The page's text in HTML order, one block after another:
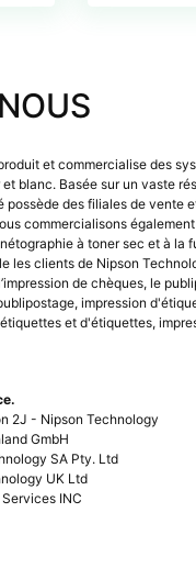
et commercialise des
blanc. Basée sur un vaste
des filiales de vente
commercialisons
à toner sec et à
les clients de Nipson
de chèques, le
impression
et d'étiquettes,
2J - Nipson Technology
GmbH
SA Pty. Ltd
UK Ltd
Services INC